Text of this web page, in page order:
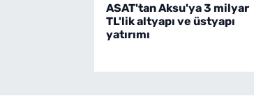
ASAT'tan Aksu'ya 3 milyar
TL'lik altyapı ve üstyapı
yatırımı